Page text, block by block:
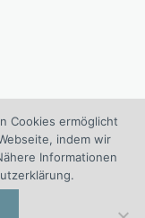
Cookies ermöglicht
indem wir
Informationen